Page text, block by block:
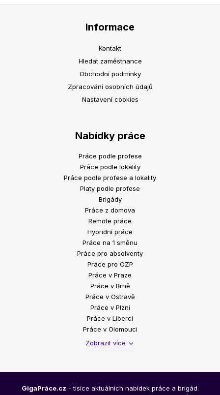
Informace
Kontakt
Hledat zaměstnance
Obchodní podmínky
Zpracování osobních údajů
Nastavení cookies
Nabídky práce
Práce podle profese
Práce podle lokality
Práce podle profese a lokality
Platy podle profese
Brigády
Práce z domova
Remote práce
Hybridní práce
Práce na 1 směnu
Práce pro absolventy
Práce pro OZP
Práce v Praze
Práce v Brně
Práce v Ostravě
Práce v Plzni
Práce v Liberci
Práce v Olomouci
Zobrazit více
GigaPráce.cz - tisíce aktuálních nabídek práce a brigád.